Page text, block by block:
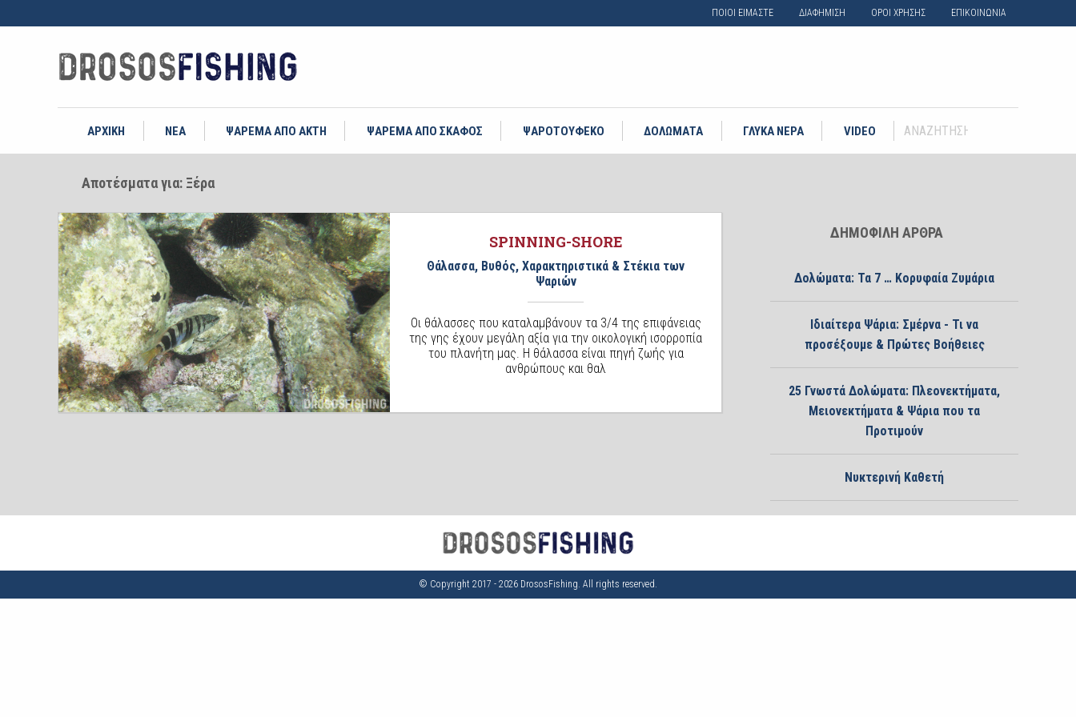
ΠΟΙΟΙ ΕΙΜΑΣΤΕ ΔΙΑΦΗΜΙΣΗ ΟΡΟΙ ΧΡΗΣΗΣ ΕΠΙΚΟΙΝΩΝΙΑ
ΑΡΧΙΚΗ ΝΕΑ ΨΑΡΕΜΑ ΑΠΟ ΑΚΤΗ ΨΑΡΕΜΑ ΑΠΟ ΣΚΑΦΟΣ ΨΑΡΟΤΟΥΦΕΚΟ ΔΟΛΩΜΑΤΑ ΓΛΥΚΑ ΝΕΡΑ VIDEO
Αποτέσματα για: Ξέρα
SPINNING-SHORE
Θάλασσα, Βυθός, Χαρακτηριστικά & Στέκια των
Ψαριών
Οι θάλασσες που καταλαμβάνουν τα 3/4 της επιφάνειας
της γης έχουν μεγάλη αξία για την οικολογική ισορροπία
του πλανήτη μας. Η θάλασσα είναι πηγή ζωής για
ανθρώπους και θαλ
ΔΗΜΟΦΙΛΗ ΑΡΘΡΑ
Δολώματα: Τα 7 … Κορυφαία Ζυμάρια
Ιδιαίτερα Ψάρια: Σμέρνα - Τι να
προσέξουμε & Πρώτες Βοήθειες
25 Γνωστά Δολώματα: Πλεονεκτήματα,
Μειονεκτήματα & Ψάρια που τα
Προτιμούν
Νυκτερινή Καθετή
© Copyright 2017 - 2026 DrososFishing. All rights reserved.